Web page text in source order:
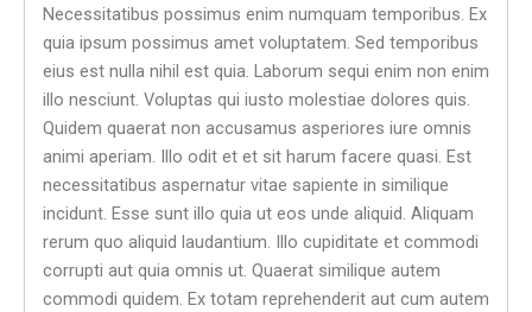
Necessitatibus possimus enim numquam temporibus. Ex
quia ipsum possimus amet voluptatem. Sed temporibus
eius est nulla nihil est quia. Laborum sequi enim non enim
illo nesciunt. Voluptas qui iusto molestiae dolores quis.
Quidem quaerat non accusamus asperiores iure omnis
animi aperiam. Illo odit et et sit harum facere quasi. Est
necessitatibus aspernatur vitae sapiente in similique
incidunt. Esse sunt illo quia ut eos unde aliquid. Aliquam
rerum quo aliquid laudantium. Illo cupiditate et commodi
corrupti aut quia omnis ut. Quaerat similique autem
commodi quidem. Ex totam reprehenderit aut cum autem